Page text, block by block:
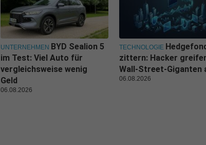
UNTERNEHMEN BYD Sealion 5
im Test: Viel Auto für
vergleichsweise wenig
Geld
06.08.2026
TECHNOLOGIE
zittern: Hacker
Wall-Street-Giganten
06.08.2026